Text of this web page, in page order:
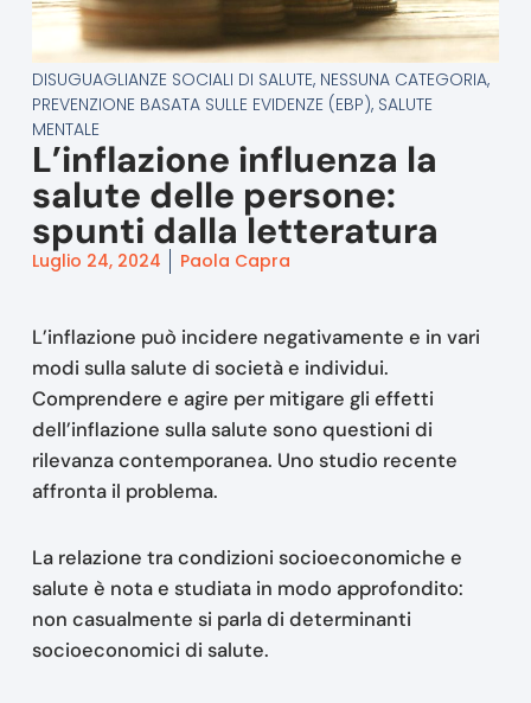
DISUGUAGLIANZE SOCIALI DI SALUTE, NESSUNA CATEGORIA,
PREVENZIONE BASATA SULLE EVIDENZE (EBP), SALUTE
MENTALE
L’inflazione influenza la
salute delle persone:
spunti dalla letteratura
Luglio 24, 2024 Paola Capra
L’inflazione può incidere negativamente e in vari
modi sulla salute di società e individui.
Comprendere e agire per mitigare gli effetti
dell’inflazione sulla salute sono questioni di
rilevanza contemporanea. Uno studio recente
affronta il problema.
La relazione tra condizioni socioeconomiche e
salute è nota e studiata in modo approfondito:
non casualmente si parla di determinanti
socioeconomici di salute.